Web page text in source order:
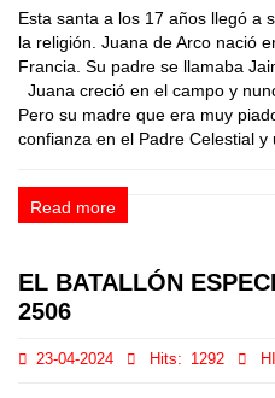
Esta santa a los 17 años llegó a
la religión. Juana de Arco nació
Francia. Su padre se llamaba
Juana creció en el campo y
Pero su madre que era muy
confianza en el Padre Celestial y
Read more
EL BATALLÓN
2506
23-04-2024 Hits: 1292